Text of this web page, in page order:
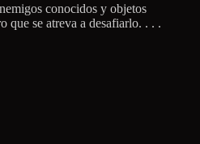
conocidos y objetos
que se atreva a desafiarlo. . . .